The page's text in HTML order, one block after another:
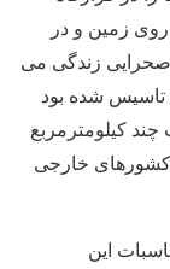
زمین و در
زندگی می
تاسیس شده بود
کیلومترمربع
کشورهای خارجی
این